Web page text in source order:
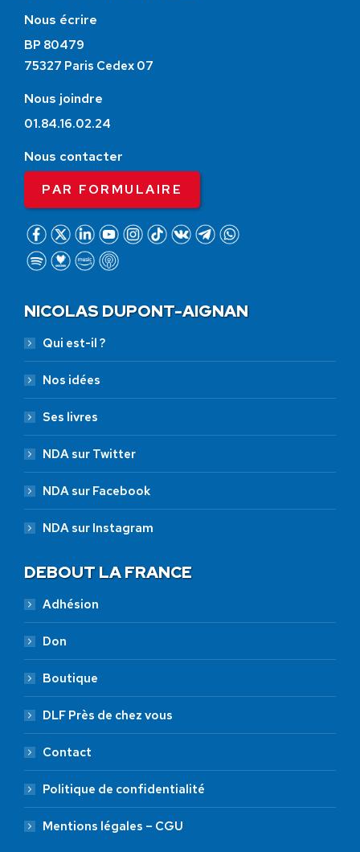
Nous écrire
BP 80479
75327 Paris Cedex 07
Nous joindre
01.84.16.02.24
Nous contacter
PAR FORMULAIRE
NICOLAS DUPONT-AIGNAN
Qui est-il ?
Nos idées
Ses livres
NDA sur Twitter
NDA sur Facebook
NDA sur Instagram
DEBOUT LA FRANCE
Adhésion
Don
Boutique
DLF Près de chez vous
Contact
Politique de confidentialité
Mentions légales – CGU